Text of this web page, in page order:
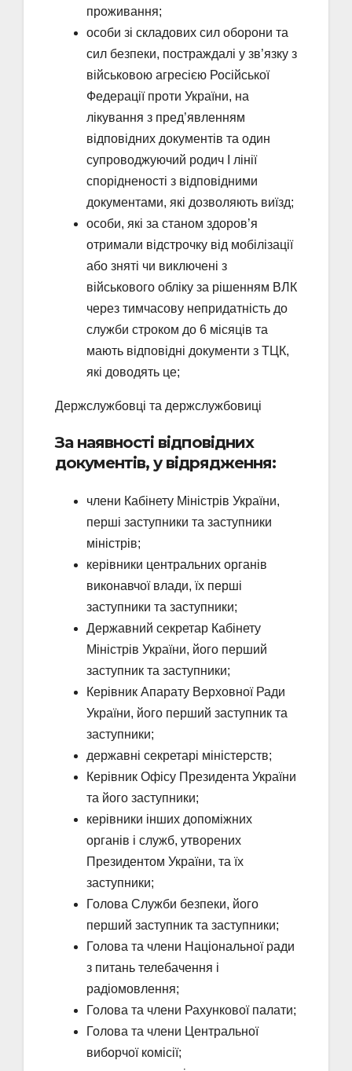
проживання;
особи зі складових сил оборони та
сил безпеки, постраждалі у зв’язку з
військовою агресією Російської
Федерації проти України, на
лікування з пред’явленням
відповідних документів та один
супроводжуючий родич І лінії
спорідненості з відповідними
документами, які дозволяють виїзд;
особи, які за станом здоров’я
отримали відстрочку від мобілізації
або зняті чи виключені з
військового обліку за рішенням ВЛК
через тимчасову непридатність до
служби строком до 6 місяців та
мають відповідні документи з ТЦК,
які доводять це;
Держслужбовці та держслужбовиці
За наявності відповідних
документів, у відрядження:
члени Кабінету Міністрів України,
перші заступники та заступники
міністрів;
керівники центральних органів
виконавчої влади, їх перші
заступники та заступники;
Державний секретар Кабінету
Міністрів України, його перший
заступник та заступники;
Керівник Апарату Верховної Ради
України, його перший заступник та
заступники;
державні секретарі міністерств;
Керівник Офісу Президента України
та його заступники;
керівники інших допоміжних
органів і служб, утворених
Президентом України, та їх
заступники;
Голова Служби безпеки, його
перший заступник та заступники;
Голова та члени Національної ради
з питань телебачення і
радіомовлення;
Голова та члени Рахункової палати;
Голова та члени Центральної
виборчої комісії;